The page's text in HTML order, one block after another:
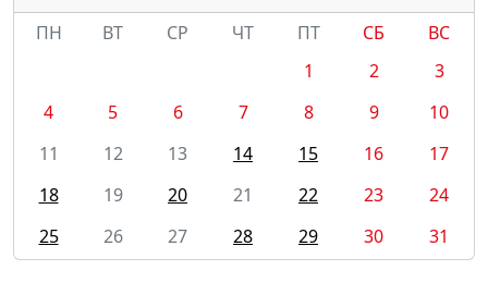
ПН
ВТ СР ЧТ ПТ СБ
ВС
1
2
3
4
5 6 7 8 9
10
11
12 13 14 15 16
17
18
19 20 21 22 23
24
25
26 27 28 29 30 31